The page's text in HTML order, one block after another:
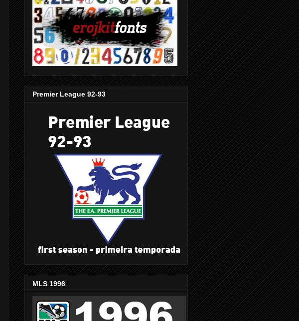
Premier League 92-93
MLS 1996